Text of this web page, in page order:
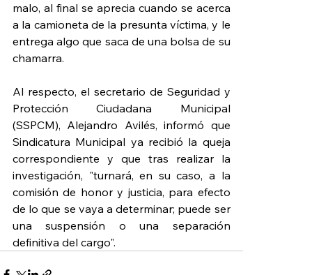
malo, al final se aprecia cuando se acerca
a la camioneta de la presunta víctima, y le
entrega algo que saca de una bolsa de su
chamarra.
Al respecto, el secretario de Seguridad y
Protección Ciudadana Municipal
(SSPCM), Alejandro Avilés, informó que
Sindicatura Municipal ya recibió la queja
correspondiente y que tras realizar la
investigación, "turnará, en su caso, a la
comisión de honor y justicia, para efecto
de lo que se vaya a determinar; puede ser
una suspensión o una separación
definitiva del cargo".